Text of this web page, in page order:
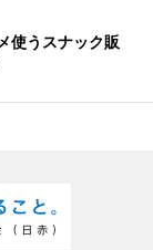
使うスナック販